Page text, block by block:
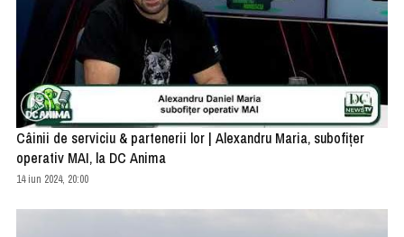
Câinii de serviciu & partenerii lor | Alexandru Maria, subofițer
operativ MAI, la DC Anima
14 iun 2024, 20:00